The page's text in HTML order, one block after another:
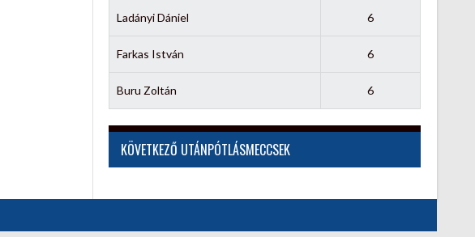
Ladányi Dániel 6
Farkas István 6
Buru Zoltán 6
KÖVETKEZŐ UTÁNPÓTLÁSMECCSEK